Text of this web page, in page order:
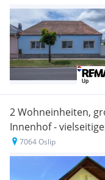
2 Wohneinheiten,
Innenhof -
Neusiedler See
7064 Oslip